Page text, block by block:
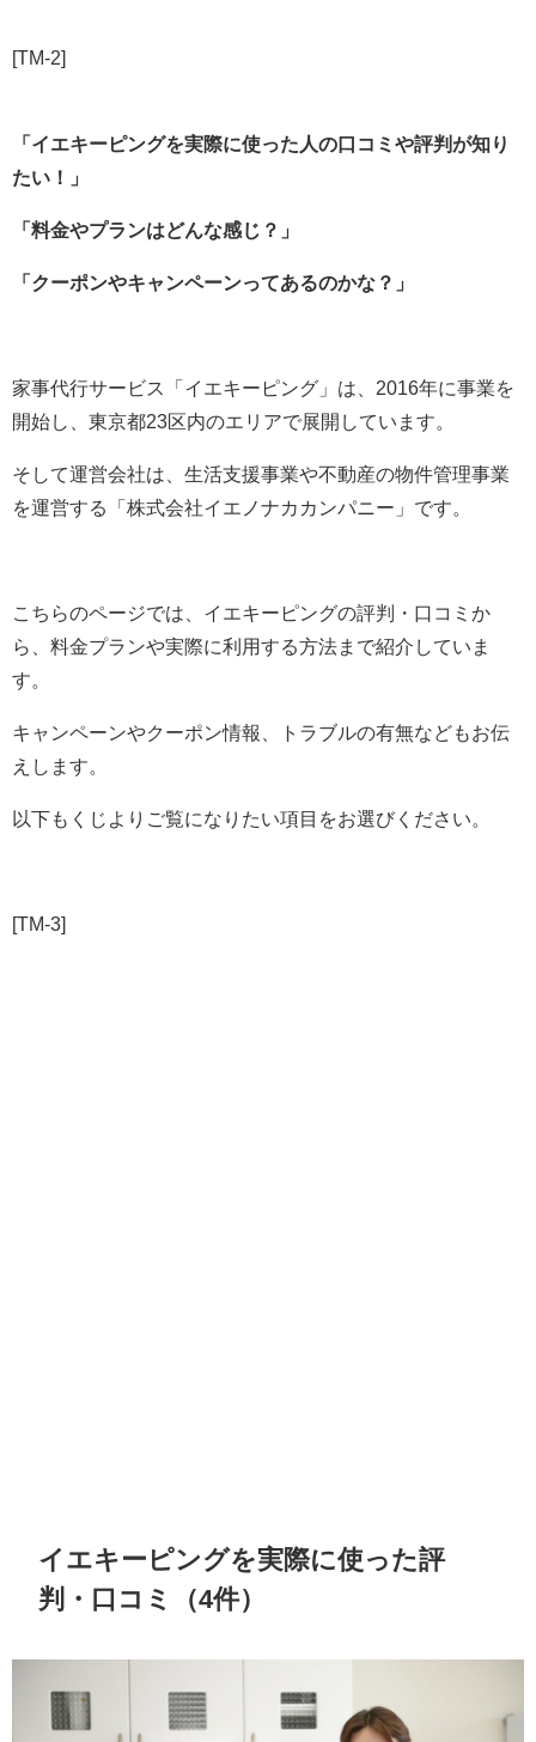
[TM-2]
「イエキーピングを実際に使った人の口コミや評判が知り
たい！」
「料金やプランはどんな感じ？」
「クーポンやキャンペーンってあるのかな？」
家事代行サービス「イエキーピング」は、2016年に事業を
開始し、東京都23区内のエリアで展開しています。
そして運営会社は、生活支援事業や不動産の物件管理事業
を運営する「株式会社イエノナカカンパニー」です。
こちらのページでは、イエキーピングの評判・口コミか
ら、料金プランや実際に利用する方法まで紹介していま
す。
キャンペーンやクーポン情報、トラブルの有無などもお伝
えします。
以下もくじよりご覧になりたい項目をお選びください。
[TM-3]
イエキーピングを実際に使った評
判・口コミ（4件）